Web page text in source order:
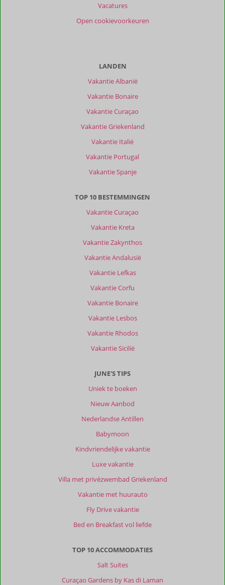
Vacatures
Open cookievoorkeuren
LANDEN
Vakantie Albanië
Vakantie Bonaire
Vakantie Curaçao
Vakantie Griekenland
Vakantie Italië
Vakantie Portugal
Vakantie Spanje
TOP 10 BESTEMMINGEN
Vakantie Curaçao
Vakantie Kreta
Vakantie Zakynthos
Vakantie Andalusië
Vakantie Lefkas
Vakantie Corfu
Vakantie Bonaire
Vakantie Lesbos
Vakantie Rhodos
Vakantie Sicilië
JUNE'S TIPS
Uniek te boeken
Nieuw Aanbod
Nederlandse Antillen
Babymoon
Kindvriendelijke vakantie
Luxe vakantie
Villa met privézwembad Griekenland
Vakantie met huurauto
Fly Drive vakantie
Bed en Breakfast vol liefde
TOP 10 ACCOMMODATIES
Salt Suites
Curaçao Gardens by Kas di Laman